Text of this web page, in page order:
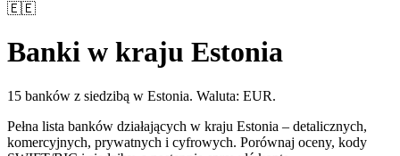
🇪🇪
Banki w kraju Estonia
15 banków z siedzibą w Estonia. Waluta: EUR.
Pełna lista banków działających w kraju Estonia – detalicznych,
komercyjnych, prywatnych i cyfrowych. Porównaj oceny, kody